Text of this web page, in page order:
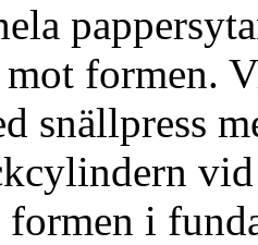
mot formen.
snällpress
vid
i